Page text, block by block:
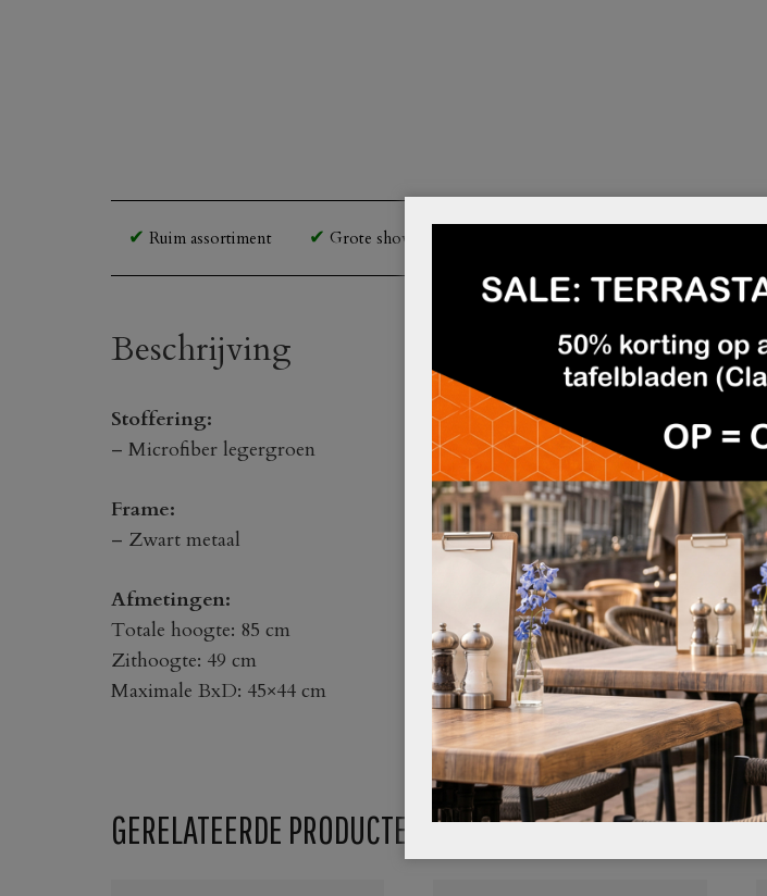
Ruim assortiment Grote showroom en outlet
Beschrijving
Stoffering:
– Microfiber legergroen
Frame:
– Zwart metaal
Afmetingen:
Totale hoogte: 85 cm
Zithoogte: 49 cm
Maximale BxD: 45×44 cm
GERELATEERDE PRODUCTEN